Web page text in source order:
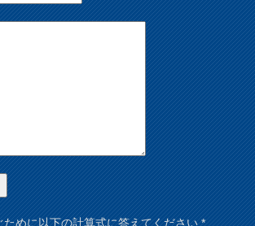
ために以下の計算式に答えてください*